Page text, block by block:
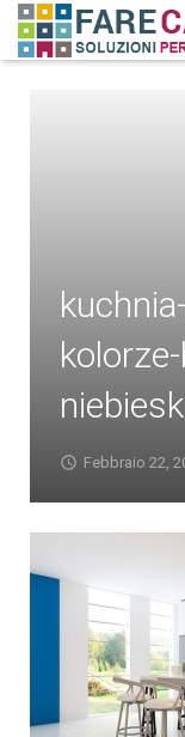
PROMOZIONI
PARTNER
CONTATTI
BLOG Febbraio 22,